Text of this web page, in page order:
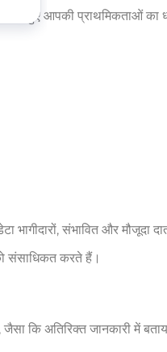
करते हुए आपकी प्राथमिकताओं
भागीदारों, संभावित और मौजूदा
संसाधिकत करते हैं।
कि अतिरिक्त जानकारी में